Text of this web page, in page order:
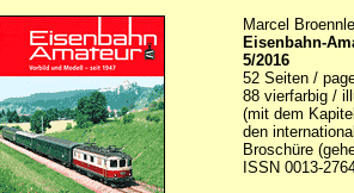
Marcel
Eisenbahn-
5/2016
52 Seiten /
88 vierfarbig /
(mit dem
den
Broschüre
ISSN 0013-